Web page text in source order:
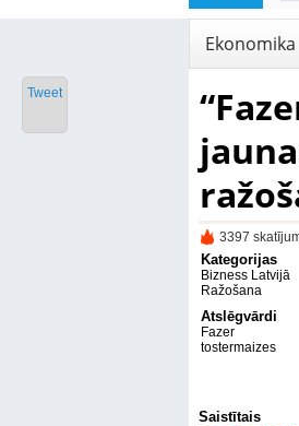
Ekonomika
3397
Kategorijas
Bizness Latvijā
Ražošana
Atslēgvārdi
Fazer
tostermaizes
Saistītais
Tweet